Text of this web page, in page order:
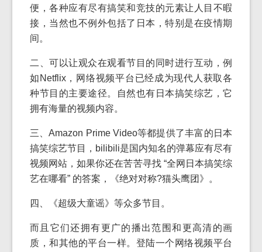
便，各种应有尽有搞笑和竞技的元素让人目不暇
接，当然也不例外包括了日本，特别是在疫情期
间。
二、可以让观众在观看节目的同时进行互动，例
如Netflix，网络视频平台已经成为现代人获取各
种节目的主要途径。自然也有日本搞笑综艺，它
拥有海量的视频内容。
三、Amazon Prime Video等都提供了丰富的日本
搞笑综艺节目，bilibili是国内知名的弹幕应有尽有
视频网站，如果你还在苦苦寻找 “全网日本搞笑综
艺在哪看” 的答案，《绝对对称?猫头鹰团》。
四、《超级大童谣》等众多节目。
而且它们还拥有更广的播出范围和更高清的画
质，和其他的平台一样。登陆一个网络视频平台